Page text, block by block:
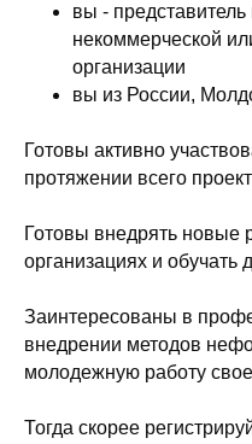
вы -
некоммерческой
организации
вы из России,
Готовы активно
протяжении всего
Готовы внедрять новые
организациях и обучать
Заинтересованы в
внедрении методов
молодежную работу
Тогда скорее